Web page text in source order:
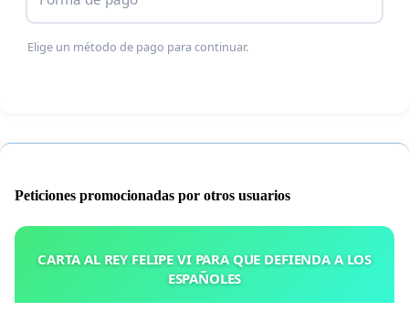
en situaciones de custodia compartida, donde
constará la firma de las dos partes.
Elige un método de pago para continuar.
Peticiones promocionadas por otros usuarios
CARTA AL REY FELIPE VI PARA QUE DEFIENDA A LOS
ESPAÑOLES